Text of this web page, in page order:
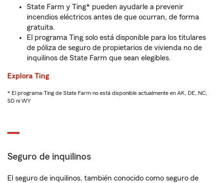
State Farm y Ting* pueden ayudarle a prevenir
incendios eléctricos antes de que ocurran, de forma
gratuita.
El programa Ting solo está disponible para los titulares
de póliza de seguro de propietarios de vivienda no de
inquilinos de State Farm que sean elegibles.
Explora Ting
* El programa Ting de State Farm no está disponible actualmente en AK, DE, NC,
SD ni WY
Seguro de inquilinos
El seguro de inquilinos, también conocido como seguro de